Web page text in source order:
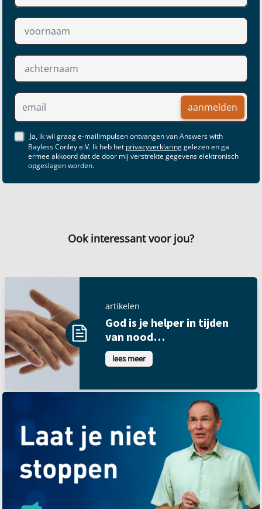
aanmelden
Ja, ik wil graag e-mailimpulsen ontvangen van Answers with
Bayless Conley e.V. Ik heb het privacyverklaringgelezen en ga
ermee akkoord dat de door mij verstrekte gegevens elektronisch
opgeslagen worden.
Ook interessant voor jou?
artikelen
God is je helper in tijden
van nood…
lees meer